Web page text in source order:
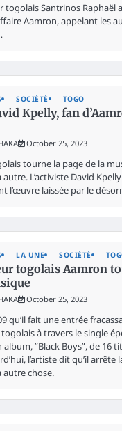
togolais Santrinos Raphaël
Aamron, appelant les
SOCIÉTÉ TOGO
Kpelly, fan
October 25, 2023
tourne la page de la
autre. L’activiste David
l’œuvre laissée par le
LA UNE SOCIÉTÉ
togolais Aamron
October 25, 2023
qu’il fait une entrée
à travers le single
”Black Boys”, de 16
l’artiste dit qu’il arrête
autre chose.